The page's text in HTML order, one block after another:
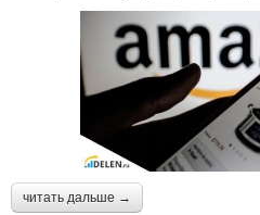
читать дальше →